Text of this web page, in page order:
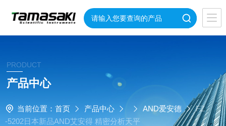
PRODUCT
产品中心
当前位置： 首页 产品中心 AND爱安德
FZ
-5202日本新品AND艾安得 精密分析天平